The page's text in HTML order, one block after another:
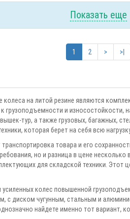
Показать еще
1 2 >
>|
колеса на литой резине являются
грузоподъемности и износостойкости,
тур, а также грузовых, багажных,
которая берет на себя всю
транспортировка товара и его
но и разница в цене
для складской техники. Этот
колес повышенной
с диском чугунным, стальным и
найдете именно тот вариант,